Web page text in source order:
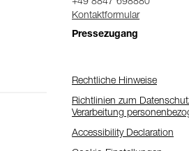
+49 8847 698880
Kontaktformular
Pressezugang
Rechtliche Hinweise
Richtlinien zum
Verarbeitung
Accessibility Declaration